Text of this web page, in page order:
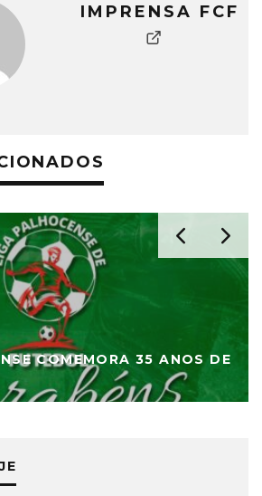
IMPRENSA FCF
COMEMORA 35 ANOS DE